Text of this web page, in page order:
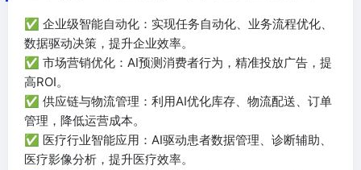
✅ 企业级智能自动化：实现任务自动化、业务流程优化、
数据驱动决策，提升企业效率。
✅ 市场营销优化：AI预测消费者行为，精准投放广告，提
高ROI。
✅ 供应链与物流管理：利用AI优化库存、物流配送、订单
管理，降低运营成本。
✅ 医疗行业智能应用：AI驱动患者数据管理、诊断辅助、
医疗影像分析，提升医疗效率。